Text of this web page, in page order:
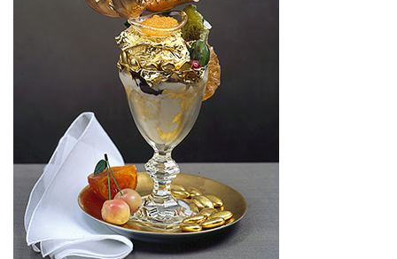
СТАТИ ПАРТНЕРОМ
0412 48 28 17
0412 42 29 23